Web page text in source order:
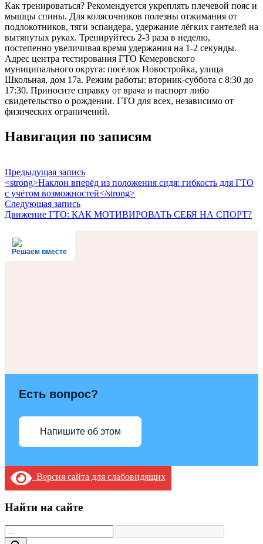
Как тренироваться? Рекомендуется укреплять плечевой пояс и
мышцы спины. Для колясочников полезны отжимания от
подлокотников, тяги эспандера, удержание лёгких гантелей на
вытянутых руках. Тренируйтесь 2-3 раза в неделю,
постепенно увеличивая время удержания на 1-2 секунды.
Адрес центра тестирования ГТО Кемеровского
муниципального округа: посёлок Новостройка, улица
Школьная, дом 17а. Режим работы: вторник-суббота с 8:30 до
17:30. Приносите справку от врача и паспорт либо
свидетельство о рождении. ГТО для всех, независимо от
физических ограничений.
Навигация по записям
Предыдущая запись
<strong>Наклон вперёд из положения сидя: гибкость для ГТО
с учётом возможностей</strong>
Следующая запись
Движение ГТО: КАК МОТИВИРОВАТЬ СЕБЯ НА СПОРТ?️
Решаем вместе
Есть вопрос?
Напишите об этом
Версия сайта для слабовидящих
Найти на сайте